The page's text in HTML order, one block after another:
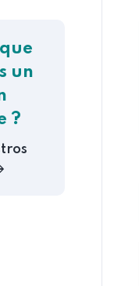
un
?